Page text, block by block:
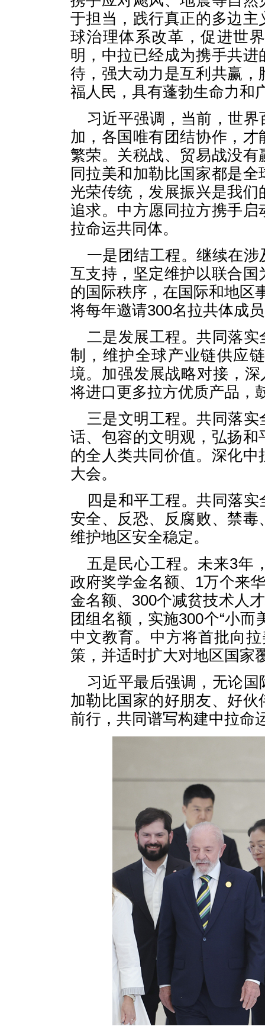
于担当，践行真正的多边
球治理体系改革，促进世
明，中拉已经成为携手共
待，强大动力是互利共赢
福人民，具有蓬勃生命力和
习近平强调，当前，世
加，各国唯有团结协作，
繁荣。关税战、贸易战没
同拉美和加勒比国家都是
光荣传统，发展振兴是我
追求。中方愿同拉方携手
拉命运共同体。
一是团结工程。继续在
互支持，坚定维护以联合
的国际秩序，在国际和地区
将每年邀请300名拉共体成
二是发展工程。共同落
制，维护全球产业链供应
境。加强发展战略对接，
将进口更多拉方优质产品，
三是文明工程。共同落
话、包容的文明观，弘扬
的全人类共同价值。深化
大会。
四是和平工程。共同落
安全、反恐、反腐败、禁
维护地区安全稳定。
五是民心工程。未来3年
政府奖学金名额、1万个来
金名额、300个减贫技术人
团组名额，实施300个“小
中文教育。中方将首批向
策，并适时扩大对地区国家
习近平最后强调，无论
加勒比国家的好朋友、好
前行，共同谱写构建中拉命